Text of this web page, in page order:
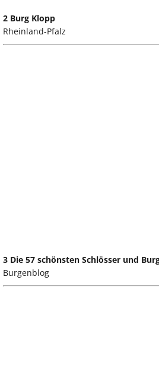
2 Burg Klopp
Rheinland-Pfalz
3 Die 57 schönsten Schlösser und
Burgenblog